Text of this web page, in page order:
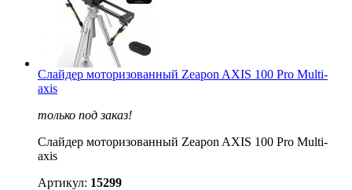
Слайдер моторизованный Zeapon AXIS 100 Pro Multi-
axis
только под заказ!
Слайдер моторизованный Zeapon AXIS 100 Pro Multi-
axis
Артикул: 15299